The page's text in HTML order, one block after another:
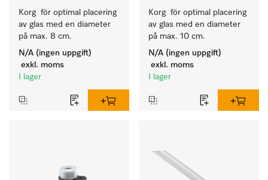
Korg  för optimal placering
av glas med en diameter
på max. 8 cm.
N/A (ingen uppgift)
exkl. moms
I lager
Korg  för optimal placering
av glas med en diameter
på max. 10 cm.
N/A (ingen uppgift)
exkl. moms
I lager